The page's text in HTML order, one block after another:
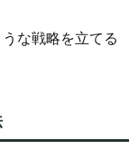
な戦略を立てる